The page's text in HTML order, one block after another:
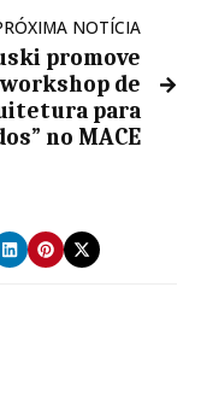
NOTÍCIA
promove
workshop de
para
no MACE